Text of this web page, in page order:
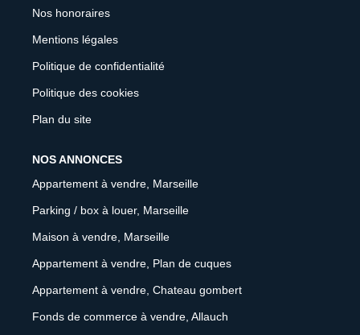
Nos honoraires
Mentions légales
Politique de confidentialité
Politique des cookies
Plan du site
NOS ANNONCES
Appartement à vendre, Marseille
Parking / box à louer, Marseille
Maison à vendre, Marseille
Appartement à vendre, Plan de cuques
Appartement à vendre, Chateau gombert
Fonds de commerce à vendre, Allauch